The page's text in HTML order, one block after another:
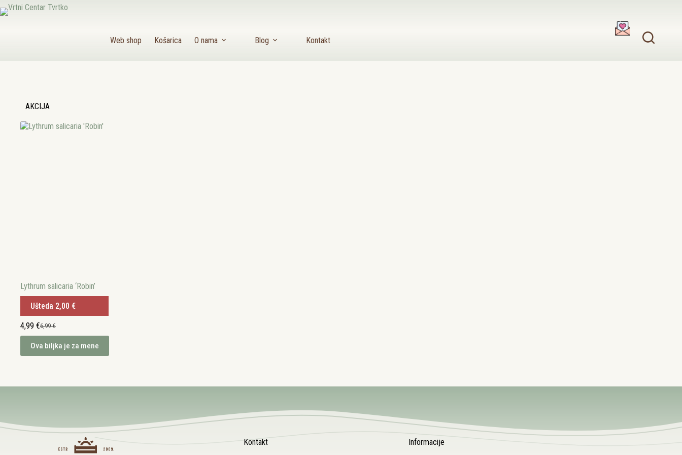
Preskoči
na
Web shop
Košarica O nama Blog Kontakt
AKCIJA
Lythrum salicaria ‘Robin’
Ušteda 2,00 €
6,99€
Izvorna
bila
je:
4,99 €Trenutna
je:
4,99 €.
Ova biljka je za mene
Kontakt
Informacije